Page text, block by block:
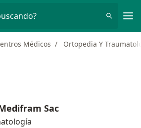
Médicos Ortopedia Y
Sac